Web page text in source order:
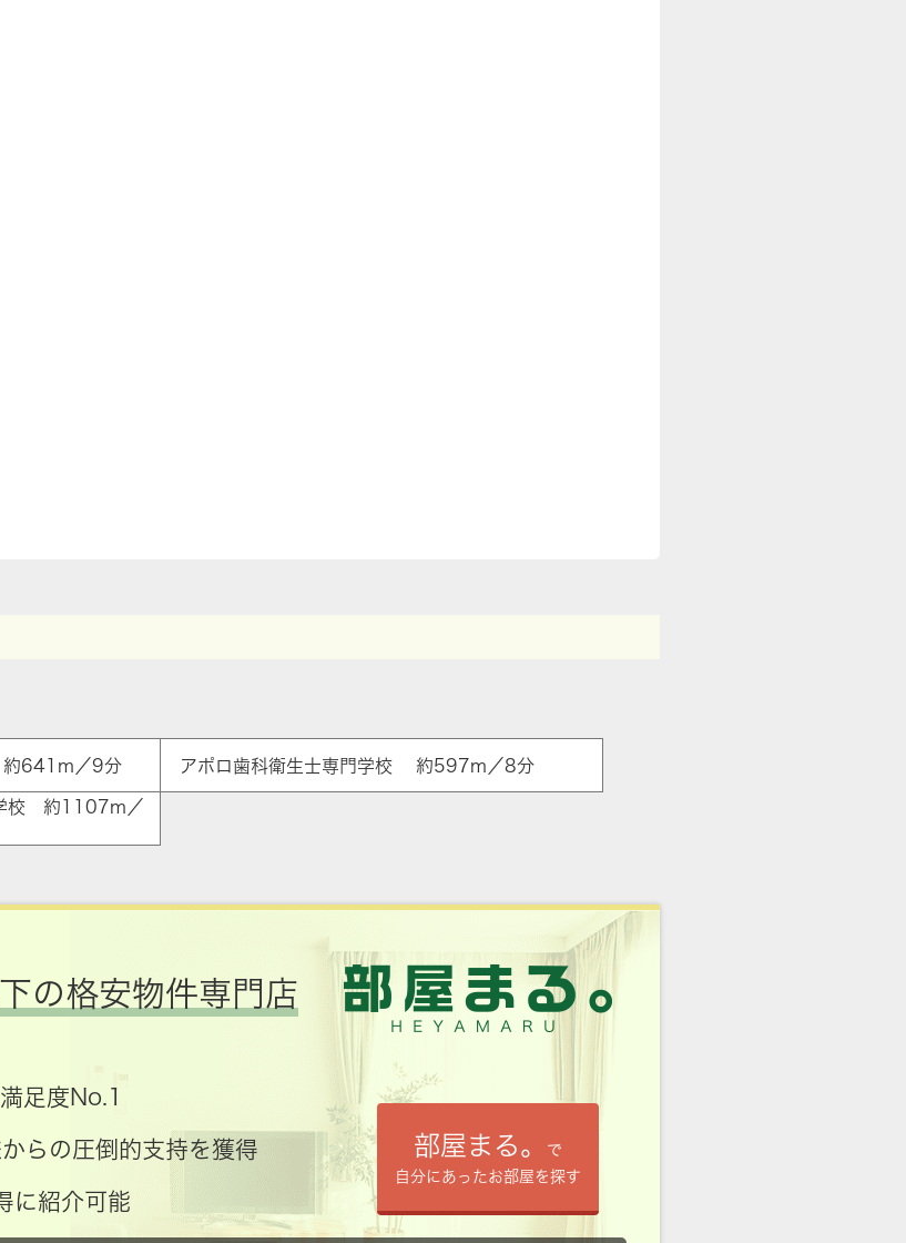
641m／9分 アポロ歯科衛生士専門学校 約597m／8分
校 約1107m／
の格安物件専門店
足度No.1
らの圧倒的支持を獲得
に紹介可能
部屋まる。
で
自分にあったお部屋を探す